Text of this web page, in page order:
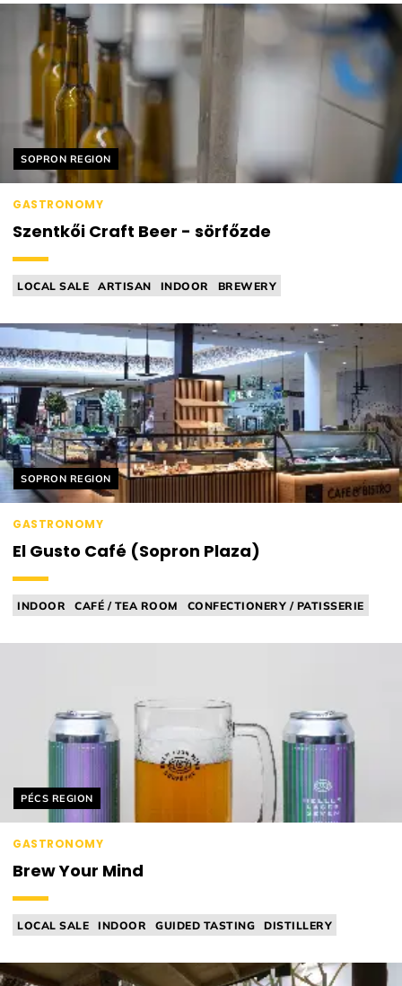
Helyszín címkék:
SOPRON REGION
GASTRONOMY
Szentkői Craft Beer - sörfőzde
LOCAL SALE ARTISAN INDOOR BREWERY
Helyszín címkék:
SOPRON REGION
GASTRONOMY
El Gusto Café (Sopron Plaza)
INDOOR CAFÉ / TEA ROOM
CONFECTIONERY / PATISSERIE
Helyszín címkék:
PÉCS REGION
GASTRONOMY
Brew Your Mind
LOCAL SALE INDOOR GUIDED TASTING
DISTILLERY